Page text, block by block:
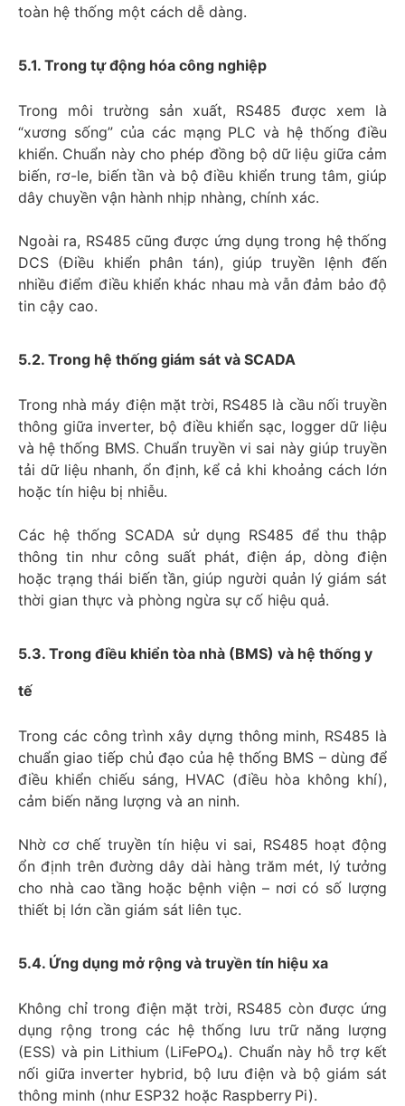
toàn hệ thống một cách dễ dàng.
5.1. Trong tự động hóa công nghiệp
Trong môi trường sản xuất, RS485 được xem là
“xương sống” của các mạng PLC và hệ thống điều
khiển. Chuẩn này cho phép đồng bộ dữ liệu giữa cảm
biến, rơ-le, biến tần và bộ điều khiển trung tâm, giúp
dây chuyền vận hành nhịp nhàng, chính xác.
Ngoài ra, RS485 cũng được ứng dụng trong hệ thống
DCS (Điều khiển phân tán), giúp truyền lệnh đến
nhiều điểm điều khiển khác nhau mà vẫn đảm bảo độ
tin cậy cao.
5.2. Trong hệ thống giám sát và SCADA
Trong nhà máy điện mặt trời, RS485 là cầu nối truyền
thông giữa inverter, bộ điều khiển sạc, logger dữ liệu
và hệ thống BMS. Chuẩn truyền vi sai này giúp truyền
tải dữ liệu nhanh, ổn định, kể cả khi khoảng cách lớn
hoặc tín hiệu bị nhiễu.
Các hệ thống SCADA sử dụng RS485 để thu thập
thông tin như công suất phát, điện áp, dòng điện
hoặc trạng thái biến tần, giúp người quản lý giám sát
thời gian thực và phòng ngừa sự cố hiệu quả.
5.3. Trong điều khiển tòa nhà (BMS) và hệ thống y
tế
Trong các công trình xây dựng thông minh, RS485 là
chuẩn giao tiếp chủ đạo của hệ thống BMS – dùng để
điều khiển chiếu sáng, HVAC (điều hòa không khí),
cảm biến năng lượng và an ninh.
Nhờ cơ chế truyền tín hiệu vi sai, RS485 hoạt động
ổn định trên đường dây dài hàng trăm mét, lý tưởng
cho nhà cao tầng hoặc bệnh viện – nơi có số lượng
thiết bị lớn cần giám sát liên tục.​
5.4. Ứng dụng mở rộng và truyền tín hiệu xa
Không chỉ trong điện mặt trời, RS485 còn được ứng
dụng rộng trong các hệ thống lưu trữ năng lượng
(ESS) và pin Lithium (LiFePO₄). Chuẩn này hỗ trợ kết
nối giữa inverter hybrid, bộ lưu điện và bộ giám sát
thông minh (như ESP32 hoặc Raspberry Pi).